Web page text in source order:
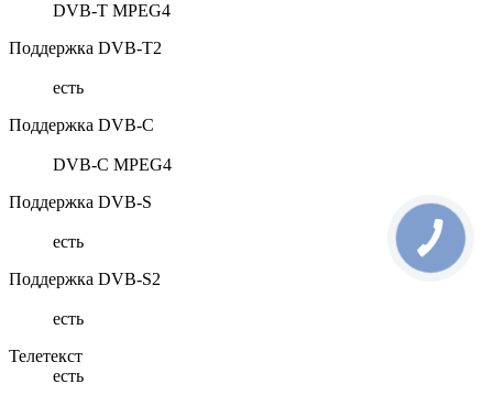
DVB-T MPEG4
Поддержка DVB-T2
есть
Поддержка DVB-C
DVB-C MPEG4
Поддержка DVB-S
есть
Поддержка DVB-S2
есть
Телетекст
есть